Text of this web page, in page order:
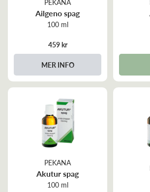
PEKANA
Ailgeno spag
100 ml
459 kr
MER INFO
PEKANA
Akutur spag
100 ml